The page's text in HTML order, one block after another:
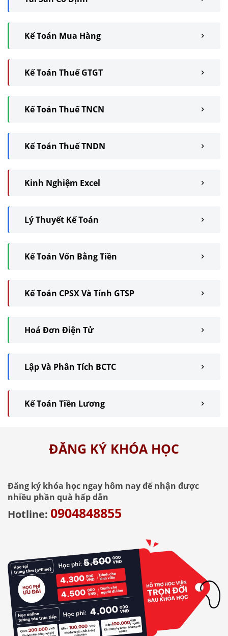
Kế Toán Mua Hàng
Kế Toán Thuế GTGT
Kế Toán Thuế TNCN
Kế Toán Thuế TNDN
Kinh Nghiệm Excel
Lý Thuyết Kế Toán
Kế Toán Vốn Bằng Tiền
Kế Toán CPSX Và Tính GTSP
Hoá Đơn Điện Tử
Lập Và Phân Tích BCTC
Kế Toán Tiền Lương
ĐĂNG KÝ KHÓA HỌC
Đăng ký khóa học ngay hôm nay để nhận được
nhiều phần quà hấp dẫn
Hotline: 0904848855